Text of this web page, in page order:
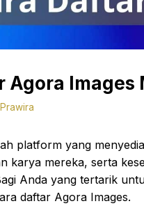
Agora Images
platform yang
karya mereka, serta
Anda yang tertarik
daftar Agora Images.